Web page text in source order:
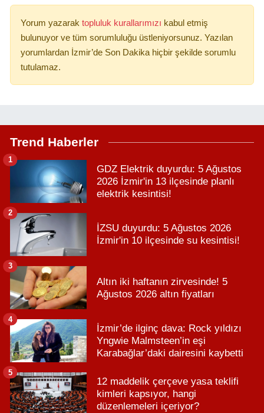
Yorum yazarak topluluk kurallarımızı kabul etmiş
bulunuyor ve tüm sorumluluğu üstleniyorsunuz. Yazılan
yorumlardan İzmir’de Son Dakika hiçbir şekilde sorumlu
tutulamaz.
Trend Haberler
GDZ Elektrik duyurdu: 5 Ağustos
2026 İzmir'in 13 ilçesinde planlı
elektrik kesintisi!
1
İZSU duyurdu: 5 Ağustos 2026
İzmir'in 10 ilçesinde su kesintisi!
2
Altın iki haftanın zirvesinde! 5
Ağustos 2026 altın fiyatları
3
İzmir’de ilginç dava: Rock yıldızı
Yngwie Malmsteen’in eşi
Karabağlar’daki dairesini kaybetti
4
12 maddelik çerçeve yasa teklifi
kimleri kapsıyor, hangi
düzenlemeleri içeriyor?
5